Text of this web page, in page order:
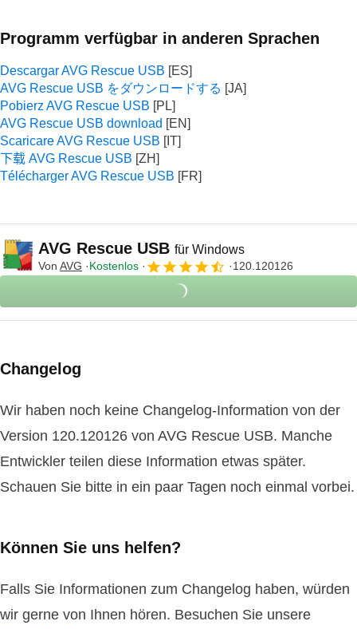
Programm verfügbar in anderen Sprachen
Descargar AVG Rescue USB
AVG Rescue USB をダウンロードする
Pobierz AVG Rescue USB
AVG Rescue USB download
Scaricare AVG Rescue USB
下载 AVG Rescue USB
Télécharger AVG Rescue USB
AVG Rescue USB für Windows
Von AVG Kostenlos 120.120126
Changelog
Wir haben noch keine Changelog-Information von der
Version 120.120126 von AVG Rescue USB. Manche
Entwickler teilen diese Information etwas später.
Schauen Sie bitte in ein paar Tagen noch einmal vorbei.
Können Sie uns helfen?
Falls Sie Informationen zum Changelog haben, würden
wir gerne von Ihnen hören. Besuchen Sie unsere